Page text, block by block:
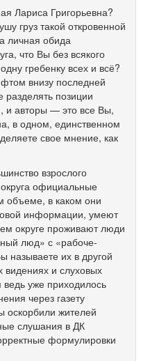
Лариса Григорьевна?
груз такой откровенной
личная обида
что Вы без всякого
гребенку всех и всё?
внизу последней
позиции
и авторы — это все Вы,
в одном, единственном
свое мнение, как
взрослого
официальные
объеме, в каком они
информации, умеют
округе проживают люди
люд» с «рабоче-
называете их в другой
и слуховых
уже приходилось
через газету
оскорбили жителей
слушания в ДК
формулировки